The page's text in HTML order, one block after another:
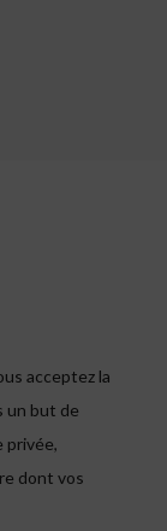
acceptez la
un but de
privée,
dont vos